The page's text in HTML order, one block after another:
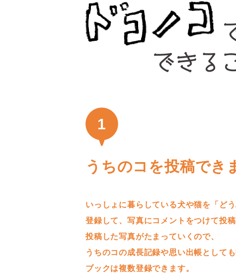
1
うちのコを投稿でき
いっしょに暮らしている犬や猫を「ど
登録して、写真にコメントをつけて投稿
投稿した写真がたまっていくので、
うちのコの成長記録や思い出帳としても
ブックは複数登録できます。